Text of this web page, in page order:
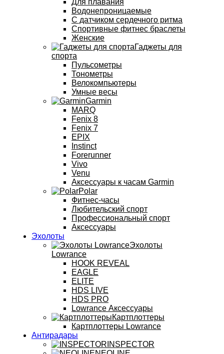
Для плавания
Водонепроницаемые
С датчиком сердечного ритма
Спортивные фитнес браслеты
Женские
Гаджеты для
спорта
Пульсометры
Тонометры
Велокомпьютеры
Умные весы
Garmin
MARQ
Fenix 8
Fenix 7
EPIX
Instinct
Forerunner
Vivo
Venu
Аксессуары к часам Garmin
Polar
Фитнес-часы
Любительский спорт
Профессиональный спорт
Аксессуары
Эхолоты
Эхолоты
Lowrance
HOOK REVEAL
EAGLE
ELITE
HDS LIVE
HDS PRO
Lowrance Аксессуары
Картплоттеры
Картплоттеры Lowrance
Антирадары
INSPECTOR